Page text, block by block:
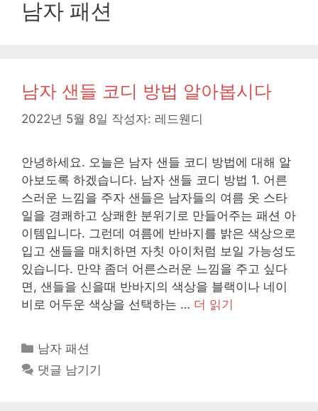
남자 패션
남자 샌들 코디 방법 알아봅시다
2022년 5월 8일 작성자: 레드웬디
안녕하세요. 오늘은 남자 샌들 코디 방법에 대해 알
아보도록 하겠습니다. 남자 샌들 코디 방법 1. 어른
스러운 느낌을 주자 샌들은 남자들의 여름 옷 스타
일을 경쾌하고 상쾌한 분위기로 만들어주는 패션 아
이템입니다. 그런데 여름에 반바지를 밝은 색상으로
입고 샌들을 매치하면 자칫 아이처럼 보일 가능성도
있습니다. 만약 좀더 어른스러운 느낌을 주고 싶다
면, 샌들을 신을때 반바지의 색상을 블랙이나 네이
비로 어두운 색상을 선택하는 … 더 읽기
카
테
고
남자 패션
댓글 남기기